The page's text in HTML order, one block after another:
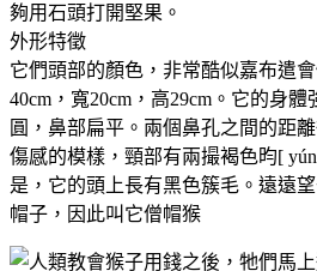
夠用石頭打開堅果。
外形特徵
它們頭部的顏色，非常酷似嘉布遣
40cm，寬20cm，高29cm。它的身
圓，鼻部扁平。兩個鼻孔之間的距
傷感的模樣，頸部有兩撮褐色昀[
是，它的頭上長有黑色簇毛。遠遠
帽子，因此叫它僧帽猴